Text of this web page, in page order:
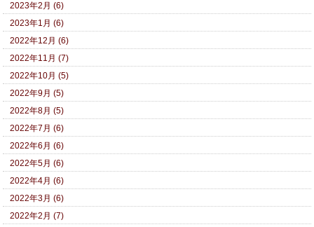
2023年2月 (6)
2023年1月 (6)
2022年12月 (6)
2022年11月 (7)
2022年10月 (5)
2022年9月 (5)
2022年8月 (5)
2022年7月 (6)
2022年6月 (6)
2022年5月 (6)
2022年4月 (6)
2022年3月 (6)
2022年2月 (7)